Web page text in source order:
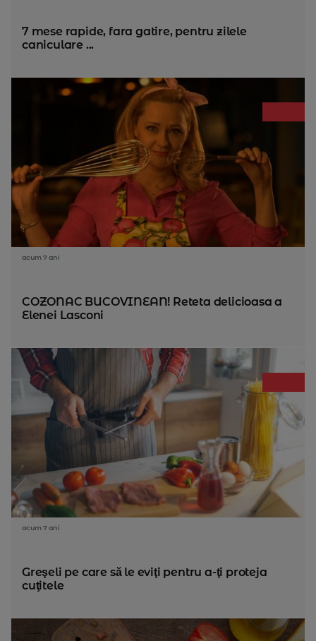
7 mese rapide, fara gatire, pentru zilele
caniculare ...
acum 7 ani
COZONAC BUCOVINEAN! Reteta delicioasa a
Elenei Lasconi
acum 7 ani
Greşeli pe care să le eviţi pentru a-ţi proteja
cuţitele